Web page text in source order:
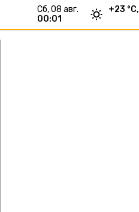
сб, 08 авг.
00:01
+23 °С,